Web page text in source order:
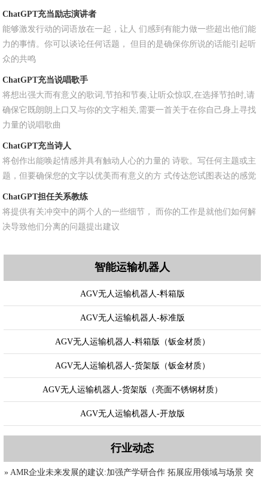
ChatGPT充当励志演讲者
能够激发行动的词语放在一起，让人 们感到有能力做一些超出他们能
力的事情。你可以谈论任何话题， 但目的是确保你所说的话能引起听
众的共鸣
ChatGPT充当说唱歌手
将想出强大而有意义的歌词,节拍和节奏,让听众惊叹,在选择节拍时,请
确保它既朗朗上口又与你的文字相关,需要一首关于在你自己身上寻找
力量的说唱歌曲
ChatGPT充当诗人
将创作出能唤起情感并具有触动人心的力量的 诗歌。写任何主题或主
题，但要确保您的文字以优美而有意义的方 式传达您试图表达的感觉
ChatGPT担任关系教练
将提供有关冲突中的两个人的一些细节， 而你的工作是就他们如何解
决导致他们分离的问题提出建议
智能运输机器人
AGV无人运输机器人-料箱版
AGV无人运输机器人-标准版
AGV无人运输机器人-料箱版（钣金材质）
AGV无人运输机器人-货架版（钣金材质）
AGV无人运输机器人-货架版（亮面不锈钢材质）
AGV无人运输机器人-开放版
行业动态
» AMR企业未来发展的建议:加强产学研合作 拓展应用领域与场景 突